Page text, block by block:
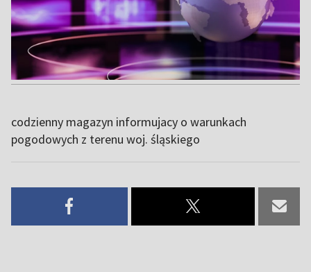
codzienny magazyn informujacy o warunkach
pogodowych z terenu woj. śląskiego